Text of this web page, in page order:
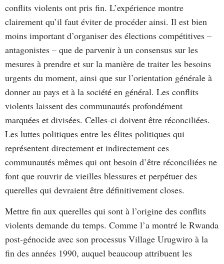
conflits violents ont pris fin. L’expérience montre
clairement qu’il faut éviter de procéder ainsi. Il est bien
moins important d’organiser des élections compétitives –
antagonistes – que de parvenir à un consensus sur les
mesures à prendre et sur la manière de traiter les besoins
urgents du moment, ainsi que sur l’orientation générale à
donner au pays et à la société en général. Les conflits
violents laissent des communautés profondément
marquées et divisées. Celles-ci doivent être réconciliées.
Les luttes politiques entre les élites politiques qui
représentent directement et indirectement ces
communautés mêmes qui ont besoin d’être réconciliées ne
font que rouvrir de vieilles blessures et perpétuer des
querelles qui devraient être définitivement closes.
Mettre fin aux querelles qui sont à l’origine des conflits
violents demande du temps. Comme l’a montré le Rwanda
post-génocide avec son processus Village Urugwiro à la
fin des années 1990, auquel beaucoup attribuent les